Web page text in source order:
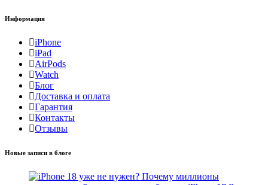
Информация
iPhone
iPad
AirPods
Watch
Блог
Доставка и оплата
Гарантия
Контакты
Отзывы
Новые записи в блоге